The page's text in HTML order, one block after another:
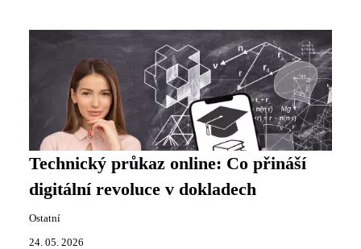
Technický průkaz online: Co přináší
digitální revoluce v dokladech
Ostatní
24. 05. 2026